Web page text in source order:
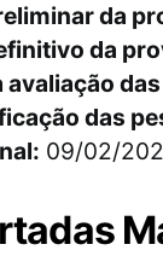
da
da
avaliação
das
09/02/